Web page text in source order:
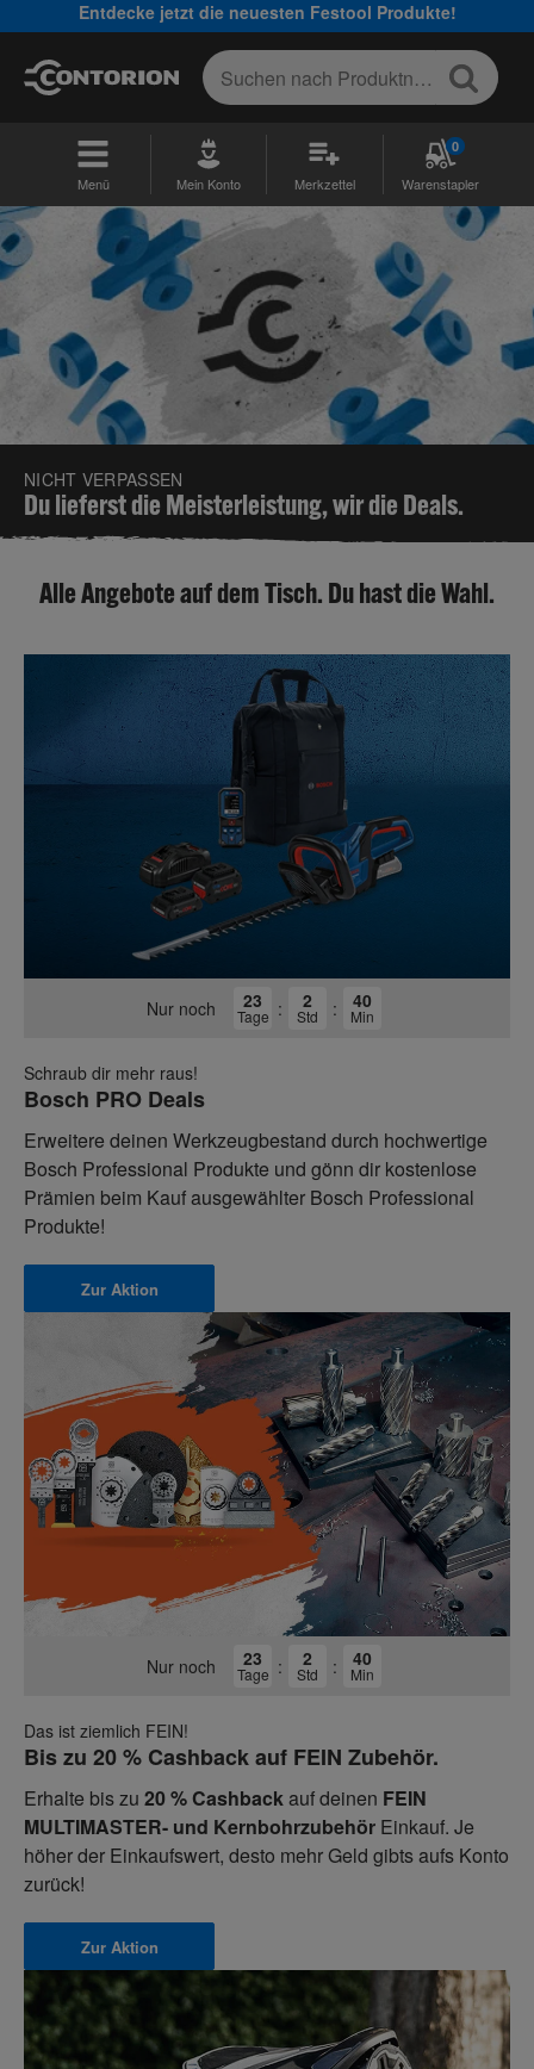
Entdecke jetzt die neuesten Festool Produkte!
Menü Mein Konto Merkzettel
0
Warenstapler
NICHT VERPASSEN
Du lieferst die Meisterleistung, wir die Deals.
Alle Angebote auf dem Tisch. Du hast die Wahl.
Nur noch 23
Tage : 2
Std : 40
Min
Schraub dir mehr raus!
Bosch PRO Deals
Erweitere deinen Werkzeugbestand durch hochwertige
Bosch Professional Produkte und gönn dir kostenlose
Prämien beim Kauf ausgewählter Bosch Professional
Produkte!
Zur Aktion
Nur noch 23
Tage : 2
Std : 40
Min
Das ist ziemlich FEIN!
Bis zu 20 % Cashback auf FEIN Zubehör.
Erhalte bis zu 20 % Cashbackauf deinen FEIN
MULTIMASTER- und Kernbohrzubehör Einkauf. Je
höher der Einkaufswert, desto mehr Geld gibts aufs Konto
zurück!
Zur Aktion